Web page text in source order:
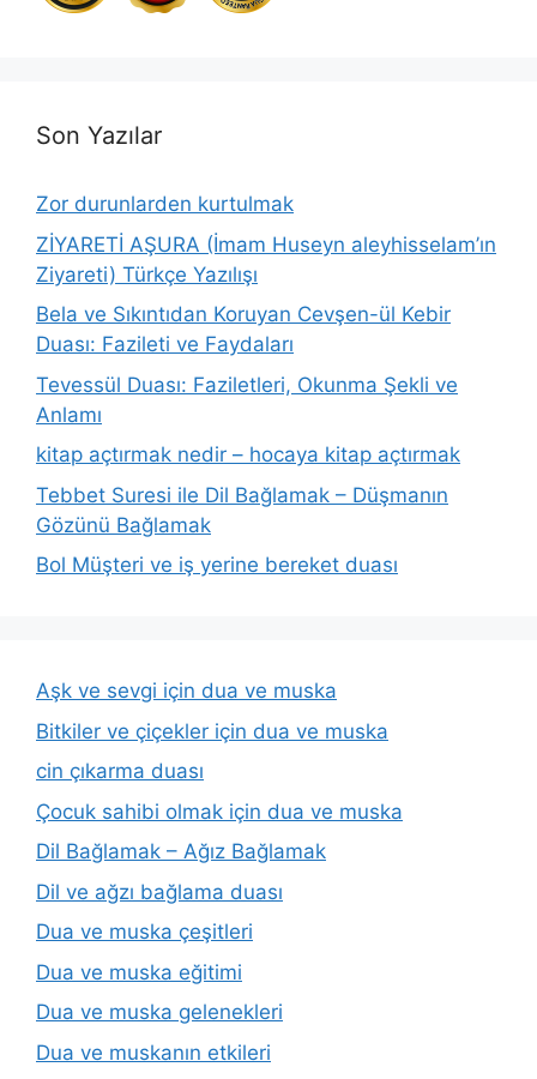
Son Yazılar
Zor durunlarden kurtulmak
ZİYARETİ AŞURA (İmam Huseyn aleyhisselam’ın
Ziyareti) Türkçe Yazılışı
Bela ve Sıkıntıdan Koruyan Cevşen-ül Kebir
Duası: Fazileti ve Faydaları
Tevessül Duası: Faziletleri, Okunma Şekli ve
Anlamı
kitap açtırmak nedir – hocaya kitap açtırmak
Tebbet Suresi ile Dil Bağlamak – Düşmanın
Gözünü Bağlamak
Bol Müşteri ve iş yerine bereket duası
Aşk ve sevgi için dua ve muska
Bitkiler ve çiçekler için dua ve muska
cin çıkarma duası
Çocuk sahibi olmak için dua ve muska
Dil Bağlamak – Ağız Bağlamak
Dil ve ağzı bağlama duası
Dua ve muska çeşitleri
Dua ve muska eğitimi
Dua ve muska gelenekleri
Dua ve muskanın etkileri